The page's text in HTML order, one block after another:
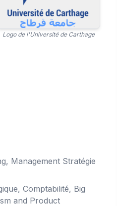
Logo de l'Université de Carthage
Management Stratégie
Comptabilité, Big
and Product